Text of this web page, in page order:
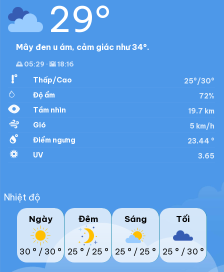
29°
Mây đen u ám, cảm giác như 34°.
🌅 05:29 · 🌇 18:16
Thấp/Cao
25°/30°
Độ ẩm
72%
Tầm nhìn
19.7 km
Gió
5 km/h
Điểm ngưng
23.44 °
UV
3.65
Nhiệt độ
Ngày
30 ° / 30 °
Đêm
25 ° / 25 °
Sáng
25 ° / 25 °
Tối
25 ° / 30 °